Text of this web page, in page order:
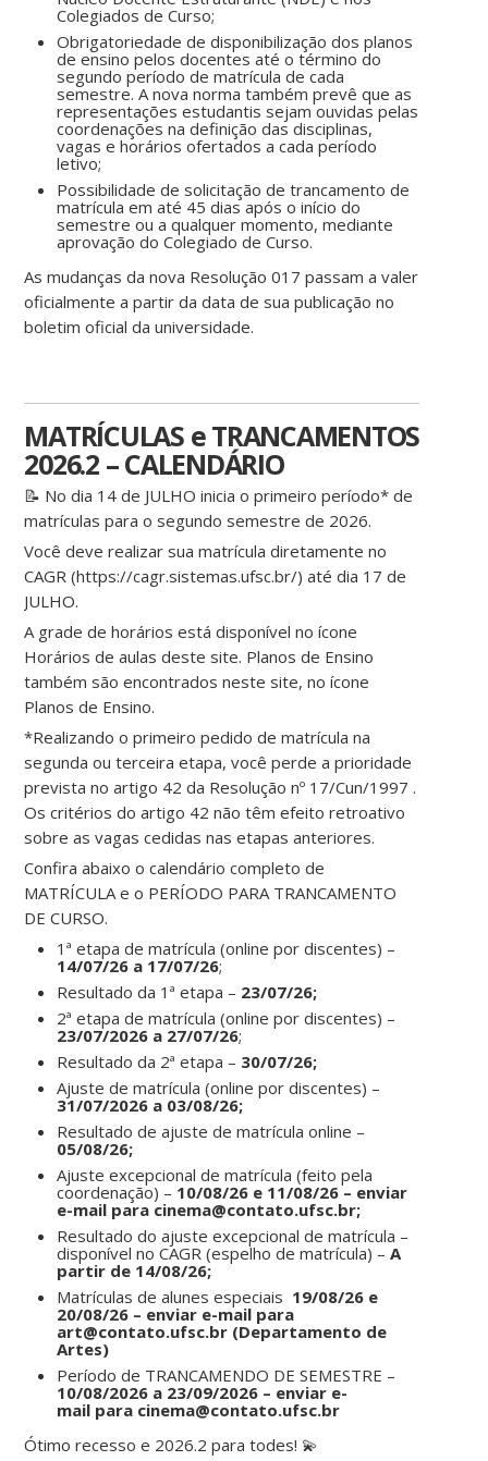
Colegiados de Curso;
Obrigatoriedade de disponibilização dos planos
de ensino pelos docentes até o término do
segundo período de matrícula de cada
semestre. A nova norma também prevê que as
representações estudantis sejam ouvidas pelas
coordenações na definição das disciplinas,
vagas e horários ofertados a cada período
letivo;
Possibilidade de solicitação de trancamento de
matrícula em até 45 dias após o início do
semestre ou a qualquer momento, mediante
aprovação do Colegiado de Curso.
As mudanças da nova Resolução 017 passam a valer
oficialmente a partir da data de sua publicação no
boletim oficial da universidade.
MATRÍCULAS e TRANCAMENTOS
2026.2 – CALENDÁRIO
📝 No dia 14 de JULHO inicia o primeiro período* de
matrículas para o segundo semestre de 2026.
Você deve realizar sua matrícula diretamente no
CAGR (https://cagr.sistemas.ufsc.br/) até dia 17 de
JULHO.
A grade de horários está disponível no ícone
Horários de aulas deste site. Planos de Ensino
também são encontrados neste site, no ícone
Planos de Ensino.
*Realizando o primeiro pedido de matrícula na
segunda ou terceira etapa, você perde a prioridade
prevista no artigo 42 da Resolução nº 17/Cun/1997 .
Os critérios do artigo 42 não têm efeito retroativo
sobre as vagas cedidas nas etapas anteriores.
Confira abaixo o calendário completo de
MATRÍCULA e o PERÍODO PARA TRANCAMENTO
DE CURSO.
1ª etapa de matrícula (online por discentes) –
14/07/26 a 17/07/26;
Resultado da 1ª etapa – 23/07/26;
2ª etapa de matrícula (online por discentes) –
23/07/2026 a 27/07/26;
Resultado da 2ª etapa – 30/07/26;
Ajuste de matrícula (online por discentes) –
31/07/2026 a 03/08/26;
Resultado de ajuste de matrícula online –
05/08/26;
Ajuste excepcional de matrícula (feito pela
coordenação) – 10/08/26 e 11/08/26– enviar
e-mail para cinema@contato.ufsc.br;
Resultado do ajuste excepcional de matrícula –
disponível no CAGR (espelho de matrícula) –A
partir de 14/08/26;
Matrículas de alunes especiais 19/08/26 e
20/08/26 – enviar e-mail para
art@contato.ufsc.br (Departamento de
Artes)
Período de TRANCAMENDO DE SEMESTRE –
10/08/2026 a 23/09/2026 – enviar e-
mail para cinema@contato.ufsc.br
Ótimo recesso e 2026.2 para todes! 💫